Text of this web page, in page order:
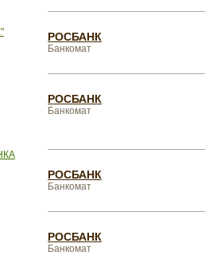
РОСБАНК
Банкомат
РОСБАНК
Банкомат
РОСБАНК
Банкомат
РОСБАНК
Банкомат